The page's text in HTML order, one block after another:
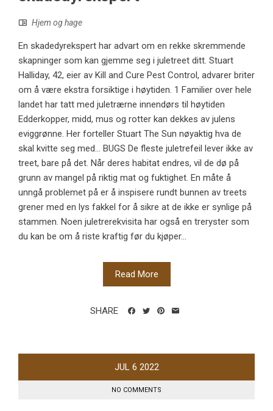
Hjem og hage
En skadedyrekspert har advart om en rekke skremmende
skapninger som kan gjemme seg i juletreet ditt. Stuart
Halliday, 42, eier av Kill and Cure Pest Control, advarer briter
om å være ekstra forsiktige i høytiden. 1 Familier over hele
landet har tatt med juletrærne innendørs til høytiden
Edderkopper, midd, mus og rotter kan dekkes av julens
eviggrønne. Her forteller Stuart The Sun nøyaktig hva de
skal kvitte seg med... BUGS De fleste juletrefeil lever ikke av
treet, bare på det. Når deres habitat endres, vil de dø på
grunn av mangel på riktig mat og fuktighet. En måte å
unngå problemet på er å inspisere rundt bunnen av treets
grener med en lys fakkel for å sikre at de ikke er synlige på
stammen. Noen juletrerekvisita har også en treryster som
du kan be om å riste kraftig før du kjøper...
Read More
SHARE
JUL 6 2022
NO COMMENTS